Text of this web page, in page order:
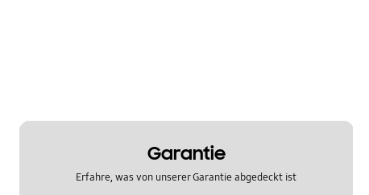
Garantie
Erfahre, was von unserer Garantie abgedeckt ist